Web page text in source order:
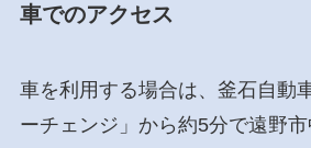
車でのアクセス
車を利用する場合は、釜石自動
ーチェンジ」から約5分で遠野